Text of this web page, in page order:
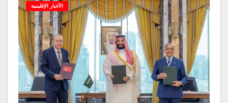
الأخبار الإقليمية